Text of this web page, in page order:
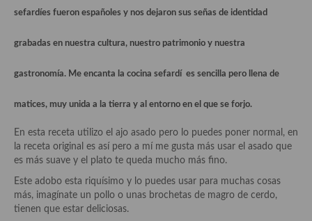
Viajes eno-gastro-turísticos
En El Candelero
Acompañamientos
Airfryer recetas
Aderezos, salsas, vinagretas, especias, hierbas aromáticas o
sefardíes fueron españoles y nos dejaron sus señas de identidad
grabadas en nuestra cultura, nuestro patrimonio y nuestra
gastronomía. Me encanta la cocina sefardí es sencilla pero llena de
matices, muy unida a la tierra y al entorno en el que se forjo.
En esta receta utilizo el ajo asado pero lo puedes poner normal, en
la receta original es así pero a mí me gusta más usar el asado que
es más suave y el plato te queda mucho más fino.
Este adobo esta riquísimo y lo puedes usar para muchas cosas
más, imagínate un pollo o unas brochetas de magro de cerdo,
tienen que estar deliciosas.